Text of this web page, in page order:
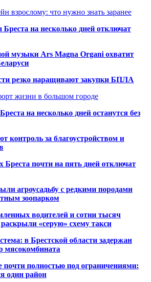
взрослому: что нужно знать заранее
Бреста на несколько дней отключат
музыки Ars Magna Organi охватит
резко наращивают закупки БПЛА
жизни в большом городе
на несколько дней останутся без
контроль за благоустройством и
Бреста почти на пять дней отключат
агроусадьбу с редкими породами
зоопарком
водителей и сотни тысяч
«серую» схему такси
в Брестской области задержан
мясокомбината
почти полностью под ограничениями:
один район